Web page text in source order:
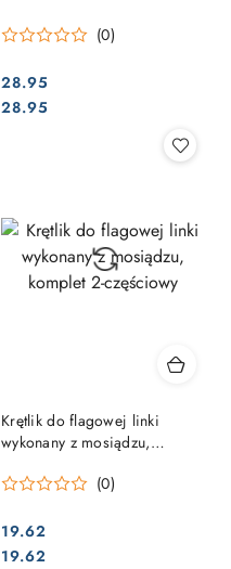
(0)
Cena:
28.95
Cena:
28.95
Krętlik do flagowej linki
wykonany z mosiądzu,
(0)
Cena:
19.62
Cena:
19.62